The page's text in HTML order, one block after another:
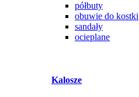
półbuty
obuwie do kostki
sandały
ocieplane
Kalosze